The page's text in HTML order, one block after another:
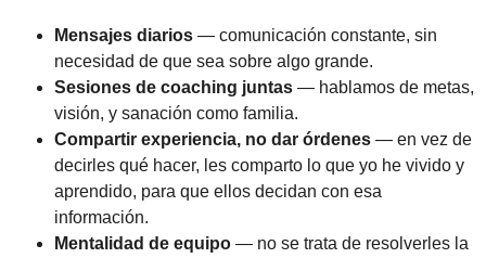
Mensajes diarios — comunicación constante, sin
necesidad de que sea sobre algo grande.
Sesiones de coaching juntas — hablamos de metas,
visión, y sanación como familia.
Compartir experiencia, no dar órdenes — en vez de
decirles qué hacer, les comparto lo que yo he vivido y
aprendido, para que ellos decidan con esa
información.
Mentalidad de equipo — no se trata de resolverles la